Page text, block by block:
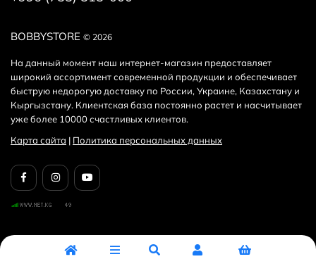
BOBBYSTORE © 2026
На данный момент наш интернет-магазин предоставляет
широкий ассортимент современной продукции и обеспечивает
быструю недорогую доставку по России, Украине, Казахстану и
Кыргызстану. Клиентская база постоянно растет и насчитывает
уже более 10000 счастливых клиентов.
Карта сайта | Политика персональных данных